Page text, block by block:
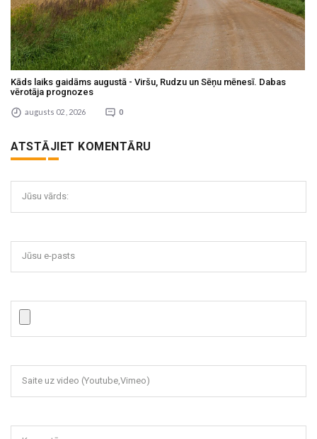
Kāds laiks gaidāms augustā - Viršu, Rudzu un Sēņu mēnesī. Dabas
vērotāja prognozes
augusts 02 , 2026 0
ATSTĀJIET KOMENTĀRU
Jūsu vārds:
Jūsu e-pasts
Saite uz video (Youtube,Vimeo)